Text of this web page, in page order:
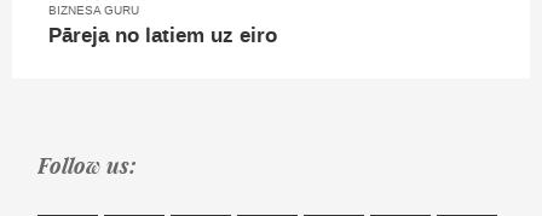
BIZNESA GURU
Pāreja no latiem uz eiro
Follow us: